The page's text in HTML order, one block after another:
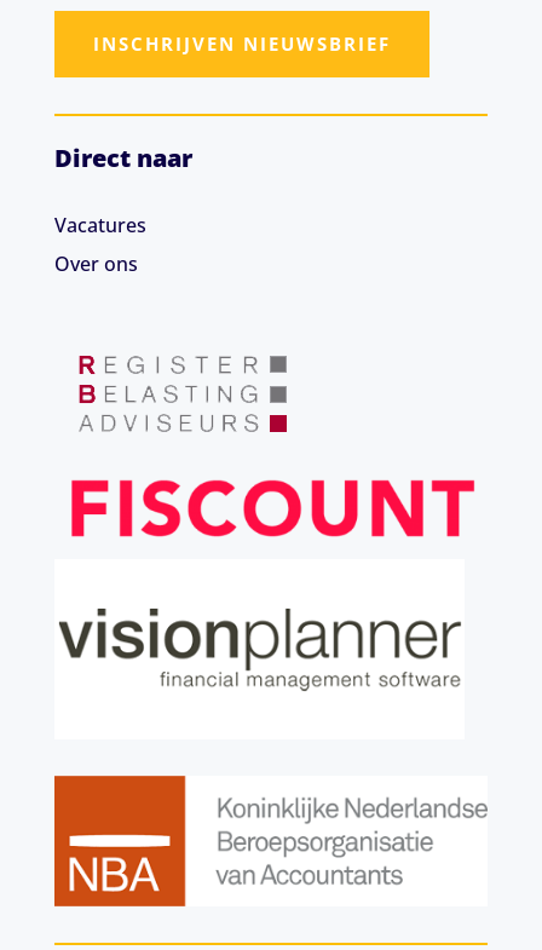
INSCHRIJVEN NIEUWSBRIEF
Direct naar
Vacatures
Over ons